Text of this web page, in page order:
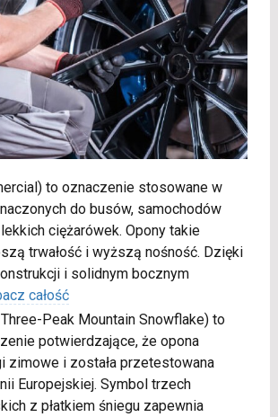
to oznaczenie stosowane w
do busów, samochodów
ciężarówek. Opony takie
trwałość i wyższą nośność. Dzięki
i solidnym bocznym
całość
Peak Mountain Snowflake) to
potwierdzające, że opona
zimowe i została przetestowana
Europejskiej. Symbol trzech
z płatkiem śniegu zapewnia